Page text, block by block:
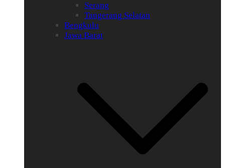
Serang
Tangerang Selatan
Bengkulu
Jawa Barat